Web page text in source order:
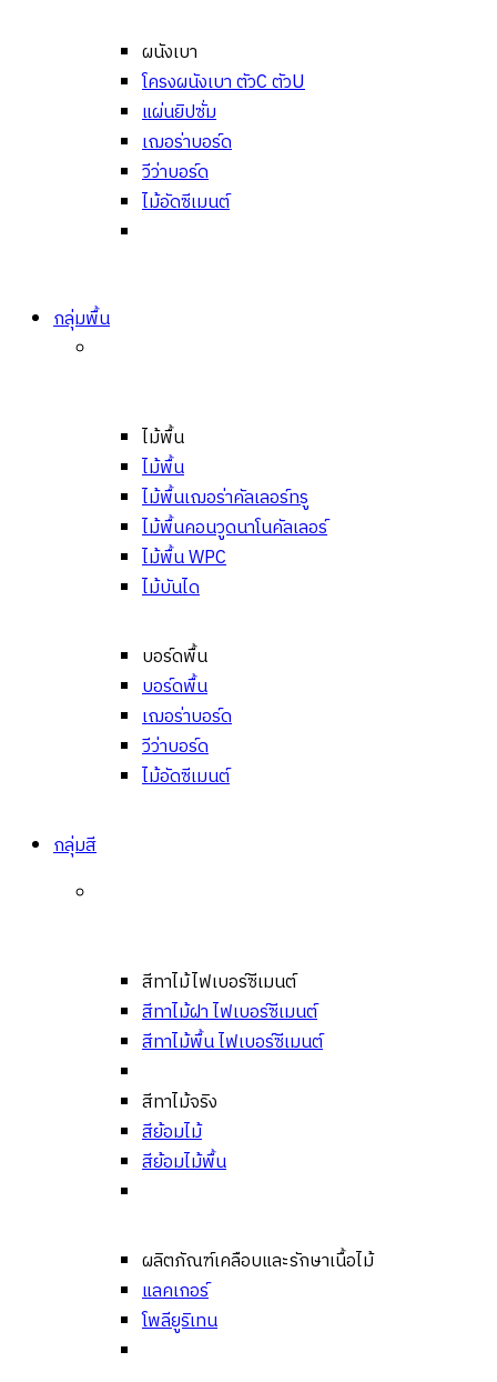
ผนังเบา
โครงผนังเบา ตัวC ตัวU
แผ่นยิปซั่ม
เฌอร่าบอร์ด
วีว่าบอร์ด
ไม้อัดซีเมนต์
กลุ่มพื้น
ไม้พื้น
ไม้พื้น
ไม้พื้นเฌอร่าคัลเลอร์ทรู
ไม้พื้นคอนวูดนาโนคัลเลอร์
ไม้พื้น WPC
ไม้บันได
บอร์ดพื้น
บอร์ดพื้น
เฌอร่าบอร์ด
วีว่าบอร์ด
ไม้อัดซีเมนต์
กลุ่มสี
สีทาไม้ไฟเบอร์ซีเมนต์
สีทาไม้ฝา ไฟเบอร์ซีเมนต์
สีทาไม้พื้น ไฟเบอร์ซีเมนต์
สีทาไม้จริง
สีย้อมไม้
สีย้อมไม้พื้น
ผลิตภัณฑ์เคลือบและรักษาเนื้อไม้
แลคเกอร์
โพลียูริเทน